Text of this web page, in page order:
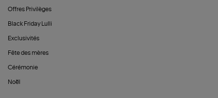
Offres Privilèges
Black Friday Lulli
Exclusivités
Fête des mères
Cérémonie
Noël